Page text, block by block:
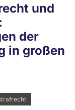
und
der
in großen